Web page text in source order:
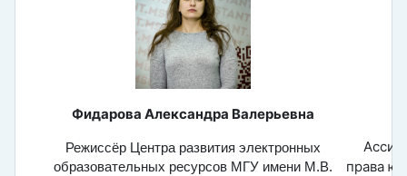
Фидарова Александра Валерьевна
Режиссёр Центра развития электронных
образовательных ресурсов МГУ имени М.В.
права